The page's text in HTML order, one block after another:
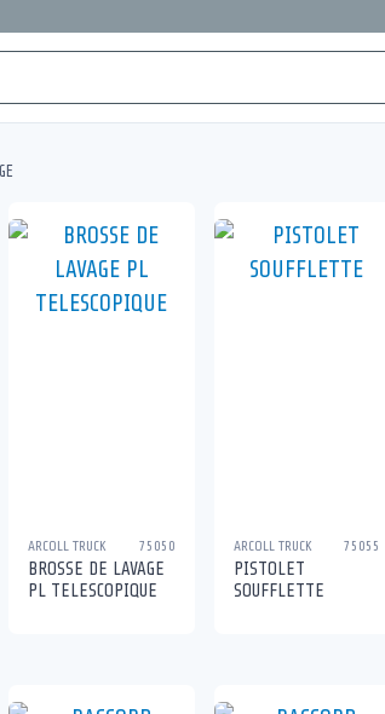
ARCOLL TRUCK 75050
BROSSE DE LAVAGE
PL TELESCOPIQUE
ARCOLL TRUCK 75055
PISTOLET
SOUFFLETTE